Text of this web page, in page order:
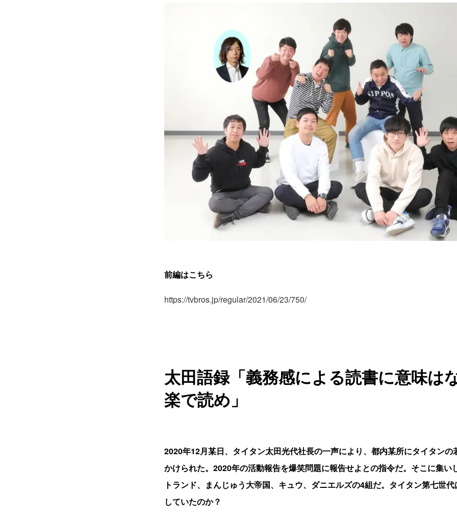
前編はこちら
https://tvbros.jp/regular/2021/06/23/750/
太田語録「義務感による読書に意味は
楽で読め」
2020年12月某日、タイタン太田光代社長の一声により、都内某所にタイタンの
かけられた。2020年の活動報告を爆笑問題に報告せよとの指令だ。そこに集い
トランド、まんじゅう大帝国、キュウ、ダニエルズの4組だ。タイタン第七世
していたのか？